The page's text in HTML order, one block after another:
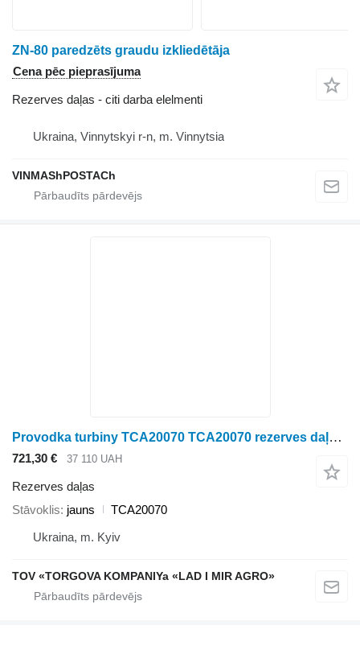
ZN-80 paredzēts graudu izkliedētāja
Cena pēc pieprasījuma
Rezerves daļas - citi darba elelmenti
Ukraina, Vinnytskyi r-n, m. Vinnytsia
VINMAShPOSTACh
Provodka turbiny TCA20070 TCA20070 rezerves daļas paredzēts John Deere graudu pārstrādes iekārtas
721,30 € 37 110 UAH
Rezerves daļas
Stāvoklis jauns
TCA20070
Ukraina, m. Kyiv
TOV «TORGOVA KOMPANIYa «LAD I MIR AGRO»